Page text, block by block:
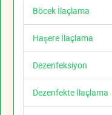
Böcek İlaçlama
Haşere İlaçlama
Dezenfeksiyon
Dezenfekte İlaçlama